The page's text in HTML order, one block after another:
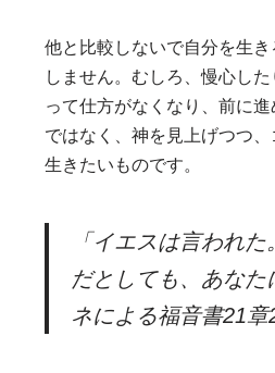
他と比較しないで自分を生
しません。むしろ、慢心し
って仕方がなくなり、前に
ではなく、神を見上げつつ
生きたいものです。
「イエスは言われ
だとしても、あな
ネによる福音書21